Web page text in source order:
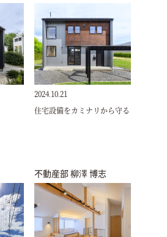
2024.10.21
住宅設備をカミナリから守る
不動産部 柳澤 博志